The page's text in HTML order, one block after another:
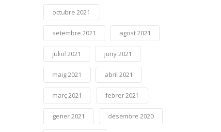
octubre 2021
setembre 2021 agost 2021
juliol 2021 juny 2021
maig 2021 abril 2021
març 2021 febrer 2021
gener 2021 desembre 2020